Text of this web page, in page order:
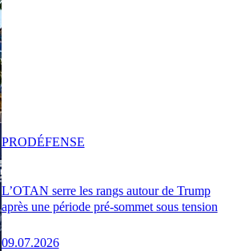
L’OTAN serre les rangs autour de Trump
après une période pré-sommet sous tension
09.07.2026
PRODÉFENSE